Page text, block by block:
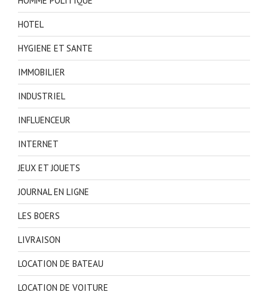
HOTEL
HYGIENE ET SANTE
IMMOBILIER
INDUSTRIEL
INFLUENCEUR
INTERNET
JEUX ET JOUETS
JOURNAL EN LIGNE
LES BOERS
LIVRAISON
LOCATION DE BATEAU
LOCATION DE VOITURE